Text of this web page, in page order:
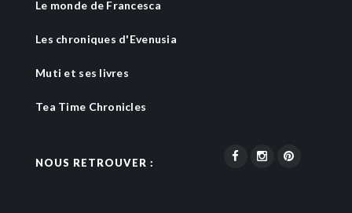
Le monde de Francesca
Les chroniques d'Evenusia
Muti et ses livres
Tea Time Chronicles
NOUS RETROUVER :